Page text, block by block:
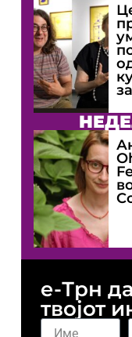
е-Трн
твојот